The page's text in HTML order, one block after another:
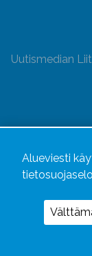
Uutismedian
Alueviesti